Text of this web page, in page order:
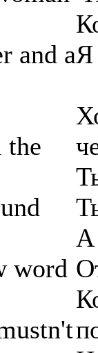
and a
the
word
Я
А